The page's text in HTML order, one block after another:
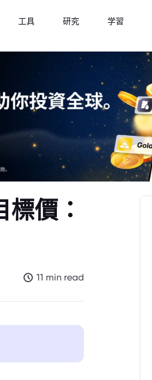
工具 研究 学習
價：
11 min read